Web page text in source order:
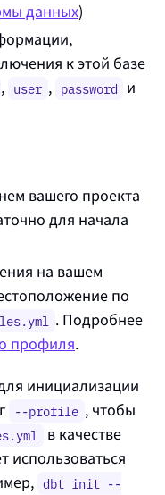
данных)
к этой базе
, user , password и
вашего проекта
для начала
на вашем
по
. Подробнее
профиля.
инициализации
--profile , чтобы
в качестве
использоваться
dbt init --